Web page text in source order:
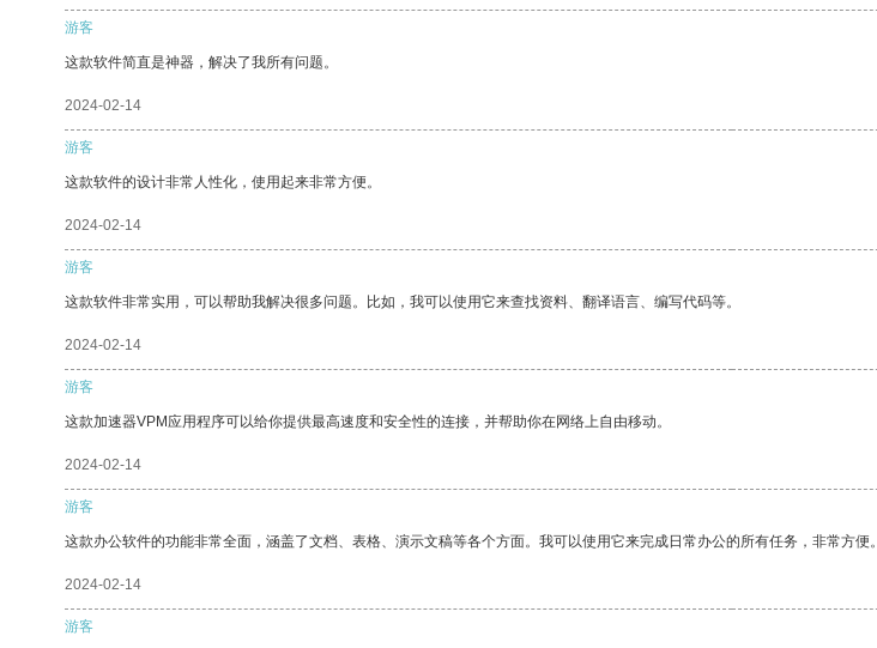
游客
这款软件简直是神器，解决了我所有问题。
2024-02-14
游客
这款软件的设计非常人性化，使用起来非常方便。
2024-02-14
游客
这款软件非常实用，可以帮助我解决很多问题。比如，我可以使用它来查找资料、翻译语言、编写代码等。
2024-02-14
游客
这款加速器VPM应用程序可以给你提供最高速度和安全性的连接，并帮助你在网络上自由移动。
2024-02-14
游客
这款办公软件的功能非常全面，涵盖了文档、表格、演示文稿等各个方面。我可以使用它来完成日常办公的所有任务，非常方便。
2024-02-14
游客